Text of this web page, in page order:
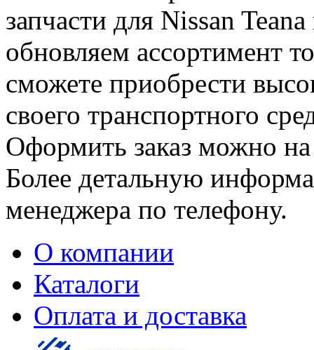
запчасти для Nissan
обновляем ассортимент
сможете приобрести
своего транспортного
Оформить заказ можно
Более детальную
менеджера по телефону.
О компании
Каталоги
Оплата и доставка